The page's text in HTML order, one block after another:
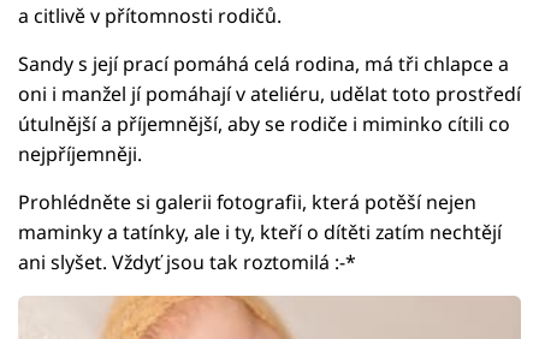
a citlivě v přítomnosti rodičů.
Sandy s její prací pomáhá celá rodina, má tři chlapce a
oni i manžel jí pomáhají v ateliéru, udělat toto prostředí
útulnější a příjemnější, aby se rodiče i miminko cítili co
nejpříjemněji.
Prohlédněte si galerii fotografii, která potěší nejen
maminky a tatínky, ale i ty, kteří o dítěti zatím nechtějí
ani slyšet. Vždyť jsou tak roztomilá :-*